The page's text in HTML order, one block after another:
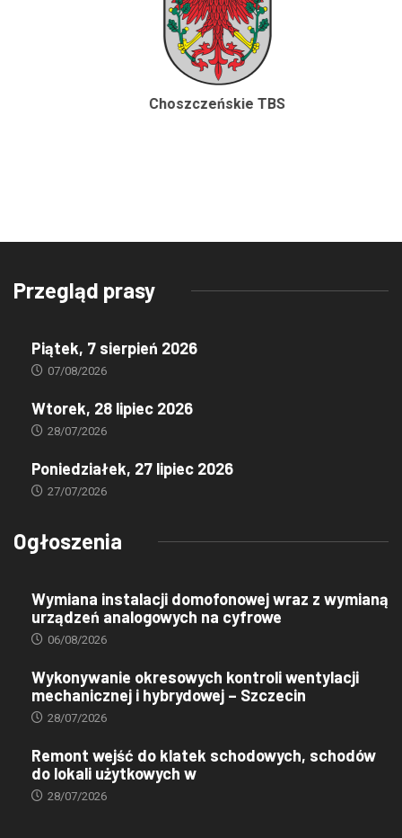
Choszczeńskie TBS
Przegląd prasy
Piątek, 7 sierpień 2026
07/08/2026
Wtorek, 28 lipiec 2026
28/07/2026
Poniedziałek, 27 lipiec 2026
27/07/2026
Ogłoszenia
Wymiana instalacji domofonowej wraz z wymianą
urządzeń analogowych na cyfrowe
06/08/2026
Wykonywanie okresowych kontroli wentylacji
mechanicznej i hybrydowej – Szczecin
28/07/2026
Remont wejść do klatek schodowych, schodów
do lokali użytkowych w
28/07/2026